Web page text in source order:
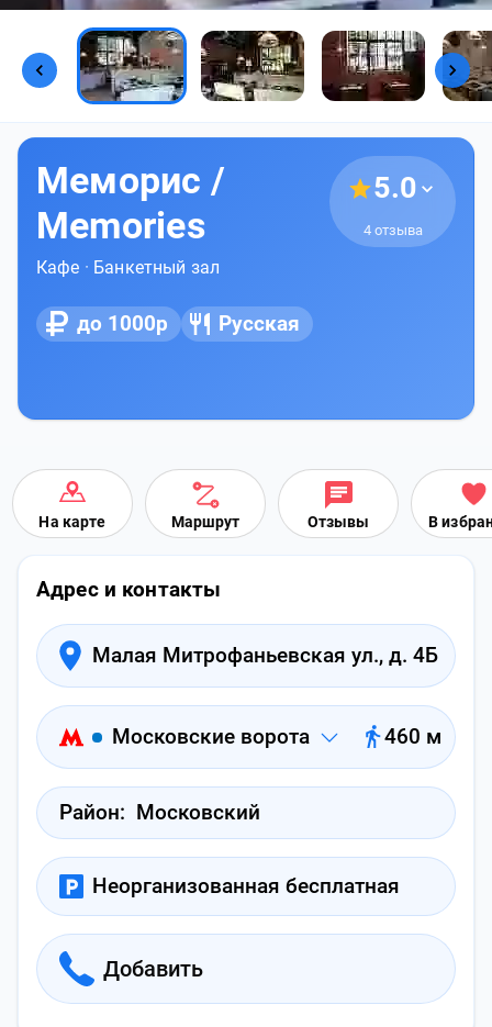
Меморис /
Memories
5.0
4 отзыва
Кафе · Банкетный зал
до 1000р Русская
На карте Маршрут Отзывы В
Адрес и контакты
Малая Митрофаньевская ул., д. 4Б
Московские ворота 460 м
Район: Московский
Неорганизованная бесплатная
Добавить